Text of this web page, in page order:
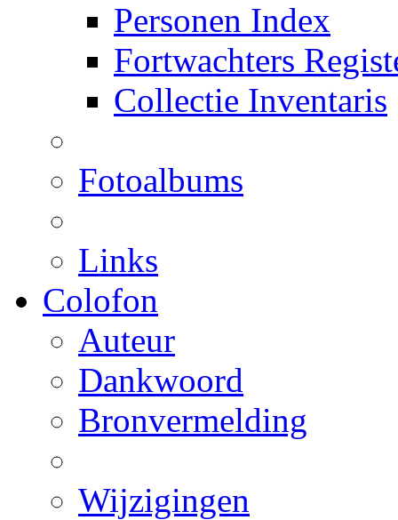
Personen Index
Fortwachters
Collectie Inventaris
Fotoalbums
Links
Colofon
Auteur
Dankwoord
Bronvermelding
Wijzigingen